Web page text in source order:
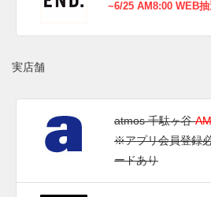
~6/25 AM8:00 WEB抽
実店舗
atmos 千駄ヶ谷
※アプリ会員登録
ードあり